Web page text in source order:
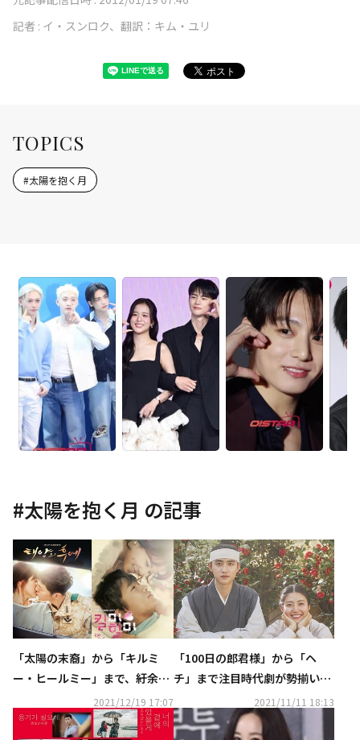
記者 : イ・スンロク、翻訳：キム・ユリ
TOPICS
#太陽を抱く月
#太陽を抱く月 の記事
「太陽の末裔」から「キルミ
ー・ヒールミー」まで、紆余曲
折の末に大ヒットしたドラマ7
作は？ビハインドストーリーに
2021/12/19 17:07
「100日の郎君様」から「ヘ
チ」まで注目時代劇が勢揃い！
ソ・イングク主演「空から降る
一億の星」など話題作も続々…
2021/11/11 18:13